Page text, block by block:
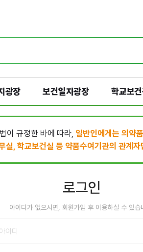
광장 보건일지광장 학교보
이 규정한 바에 따라, 일반인에게는 의약
실, 학교보건실 등 약품수여기관의 관계
로그인
아이디가 없으시면, 회원가입 후 이용하실 수 있습